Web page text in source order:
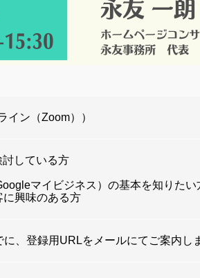
イン（Zoom））
討している方
マイビジネス）の基本を知りたい
に興味のある方
、登録用URLをメールにてご案内し